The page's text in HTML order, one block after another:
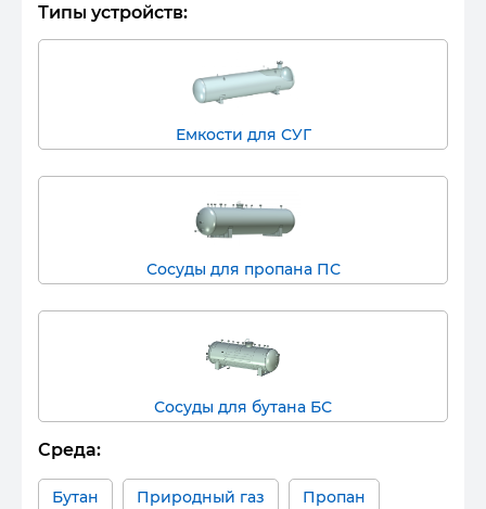
Типы устройств:
Емкости для СУГ
Сосуды для пропана ПС
Сосуды для бутана БС
Среда:
Бутан Природный газ Пропан